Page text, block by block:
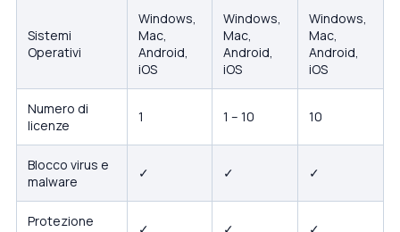
Sistemi
Operativi
Windows,
Mac,
Android,
iOS
Windows,
Mac,
Android,
iOS
Windows,
Mac,
Android,
iOS
Numero di
licenze
1 1 – 10 10
Blocco virus e
malware
✓ ✓ ✓
Protezione